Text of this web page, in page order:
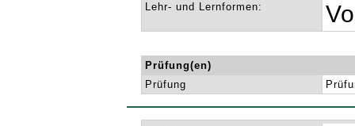
Lehr- und Lernformen:
Prüfung(en)
Prüfung